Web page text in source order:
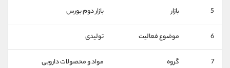
5 بازار بازار دوم بورس
6 موضوع فعالیت تولیدی
7 گروه مواد و محصولات دارویی